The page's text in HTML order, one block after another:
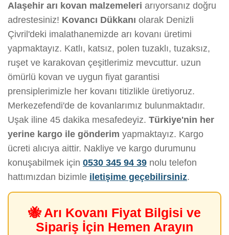
Alaşehir arı kovan malzemeleri arıyorsanız doğru
adrestesiniz! Kovancı Dükkanı olarak Denizli
Çivril'deki imalathanemizde arı kovanı üretimi
yapmaktayız. Katlı, katsız, polen tuzaklı, tuzaksız,
ruşet ve karakovan çeşitlerimiz mevcuttur. uzun
ömürlü kovan ve uygun fiyat garantisi
prensiplerimizle her kovanı titizlikle üretiyoruz.
Merkezefendi'de de kovanlarımız bulunmaktadır.
Uşak iline 45 dakika mesafedeyiz. Türkiye'nin her
yerine kargo ile gönderim yapmaktayız. Kargo
ücreti alıcıya aittir. Nakliye ve kargo durumunu
konuşabilmek için 0530 345 94 39 nolu telefon
hattımızdan bizimle iletişime geçebilirsiniz.
🐝 Arı Kovanı Fiyat Bilgisi ve
Sipariş İçin Hemen Arayın